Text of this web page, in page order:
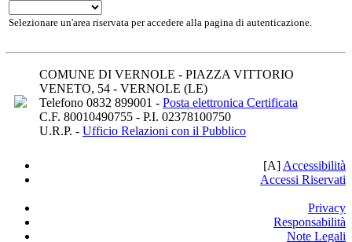
Selezionare un'area riservata per accedere alla pagina di autenticazione.
COMUNE DI VERNOLE - PIAZZA VITTORIO
VENETO, 54 - VERNOLE (LE)
Telefono 0832 899001 - Posta elettronica Certificata
C.F. 80010490755 - P.I. 02378100750
U.R.P. - Ufficio Relazioni con il Pubblico
[A] Accessibilità
Accessi Riservati
Privacy
Responsabilità
Note Legali